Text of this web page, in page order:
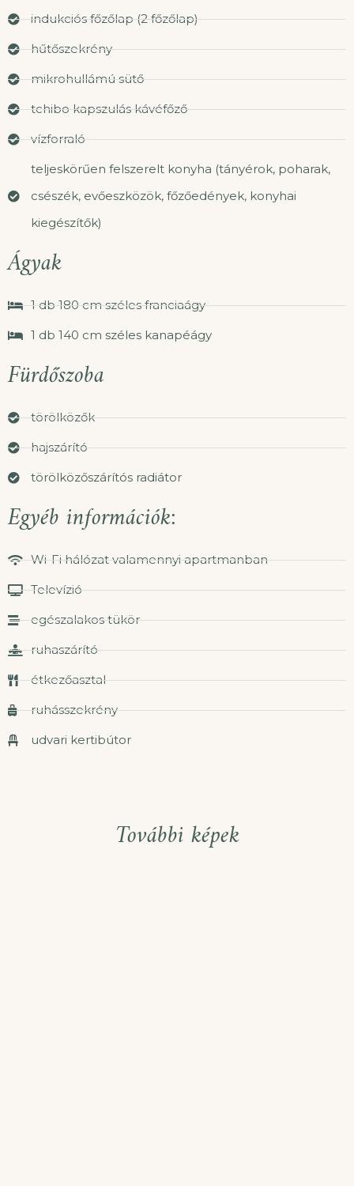
indukciós főzőlap (2 főzőlap)
hűtőszekrény
mikrohullámú sütő
tchibo kapszulás kávéfőző
vízforraló
teljeskörűen felszerelt konyha (tányérok, poharak,
csészék, evőeszközök, főzőedények, konyhai
kiegészítők)
Ágyak
1 db 180 cm széles franciaágy
1 db 140 cm széles kanapéágy
Fürdőszoba
törölközők
hajszárító
törölközőszárítós radiátor
Egyéb információk:
Wi-Fi hálózat valamennyi apartmanban
Televízió
egészalakos tükör
ruhaszárító
étkezőasztal
ruhásszekrény
udvari kertibútor
További képek